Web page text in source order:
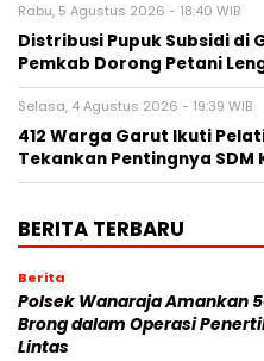
Rabu, 5 Agustus 2026 - 18:40 WIB
Distribusi Pupuk Subsidi di
Pemkab Dorong Petani
Selasa, 4 Agustus 2026 - 19:39 WIB
412 Warga Garut Ikuti
Tekankan Pentingnya SDM
BERITA TERBARU
Berita
Polsek Wanaraja Amankan
Brong dalam Operasi
Lintas